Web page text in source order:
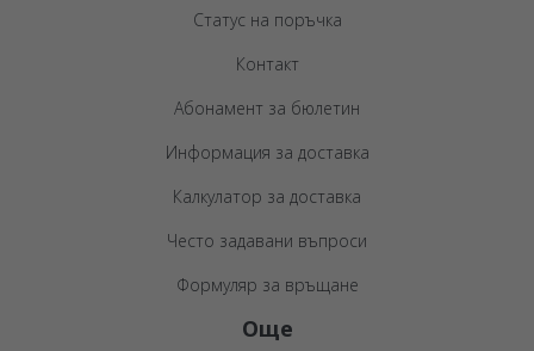
Статус на поръчка
Контакт
Абонамент за бюлетин
Информация за доставка
Калкулатор за доставка
Често задавани въпроси
Формуляр за връщане
Още